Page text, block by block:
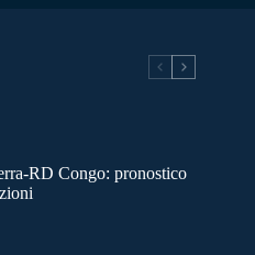
RD Congo: pronostico